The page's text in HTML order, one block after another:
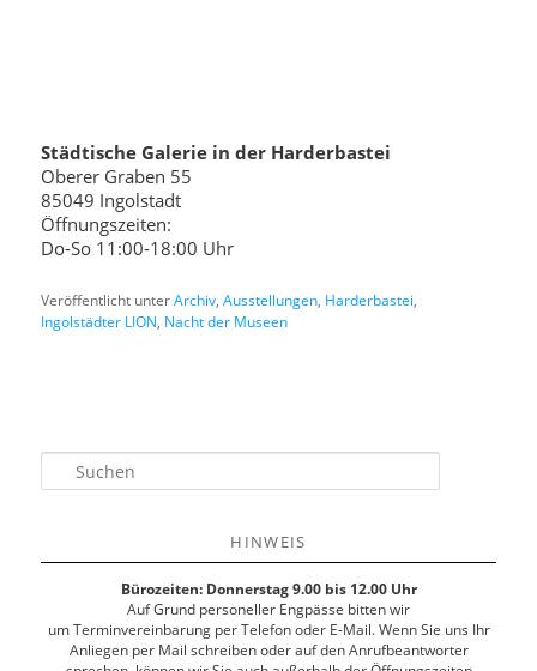
Städtische Galerie in der Harderbastei
Oberer Graben 55
85049 Ingolstadt
Öffnungszeiten:
Do-So 11:00-18:00 Uhr
Veröffentlicht unterArchiv,Ausstellungen, Harderbastei,
Ingolstädter LION, Nacht der Museen
n
HINWEIS
Bürozeiten: Donnerstag 9.00 bis 12.00 Uhr
Auf Grund personeller Engpässe bitten wir
um Terminvereinbarung per Telefon oder E-Mail. Wenn Sie uns Ihr
Anliegen per Mail schreiben oder auf den Anrufbeantworter